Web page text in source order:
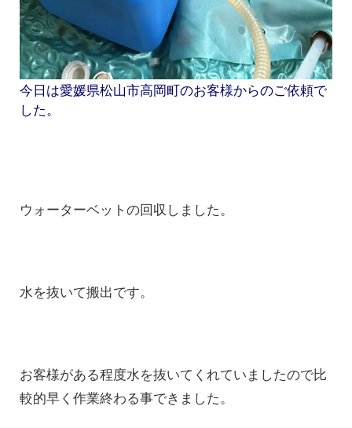
今日は愛媛県松山市高岡町のお客様からのご依頼で
した。
ウォーターベットの回収しました。
水を抜いて搬出です。
お客様がある程度水を抜いてくれていましたので比
較的早く作業終わる事できました。